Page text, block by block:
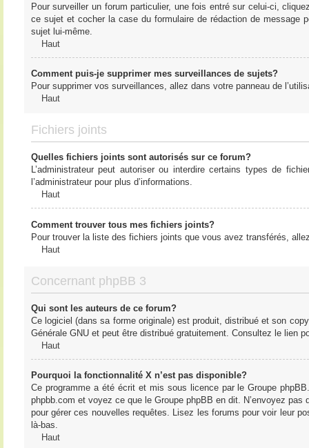
Pour surveiller un forum particulier, une fois entré sur celui-ci,
ce sujet et cocher la case du formulaire de rédaction de message
sujet lui-même.
Haut
Comment puis-je supprimer mes surveillances de sujets?
Pour supprimer vos surveillances, allez dans votre panneau de
Haut
Fichiers joints
Quelles fichiers joints sont autorisés sur ce forum?
L’administrateur peut autoriser ou interdire certains types de
l’administrateur pour plus d’informations.
Haut
Comment trouver tous mes fichiers joints?
Pour trouver la liste des fichiers joints que vous avez transférés,
Haut
Concernant phpBB 3
Qui sont les auteurs de ce forum?
Ce logiciel (dans sa forme originale) est produit, distribué et son
Générale GNU et peut être distribué gratuitement. Consultez le lien
Haut
Pourquoi la fonctionnalité X n’est pas disponible?
Ce programme a été écrit et mis sous licence par le Groupe
phpbb.com et voyez ce que le Groupe phpBB en dit. N’envoyez
pour gérer ces nouvelles requêtes. Lisez les forums pour voir leur
là-bas.
Haut